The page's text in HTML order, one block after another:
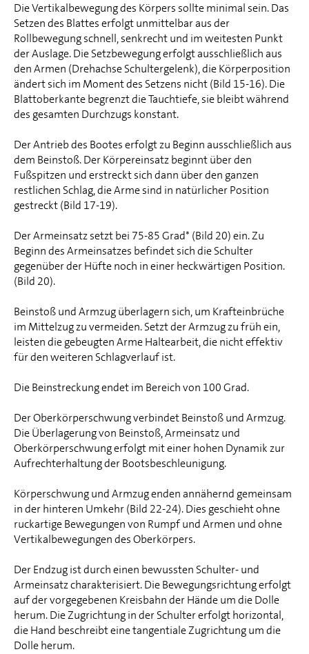
Die Vertikalbewegung des Körpers sollte minimal sein. Das
Setzen des Blattes erfolgt unmittelbar aus der
Rollbewegung schnell, senkrecht und im weitesten Punkt
der Auslage. Die Setzbewegung erfolgt ausschließlich aus
den Armen (Drehachse Schultergelenk), die Körperposition
ändert sich im Moment des Setzens nicht (Bild 15-16). Die
Blattoberkante begrenzt die Tauchtiefe, sie bleibt während
des gesamten Durchzugs konstant.
Der Antrieb des Bootes erfolgt zu Beginn ausschließlich aus
dem Beinstoß. Der Körpereinsatz beginnt über den
Fußspitzen und erstreckt sich dann über den ganzen
restlichen Schlag, die Arme sind in natürlicher Position
gestreckt (Bild 17-19).
Der Armeinsatz setzt bei 75-85 Grad* (Bild 20) ein. Zu
Beginn des Armeinsatzes befindet sich die Schulter
gegenüber der Hüfte noch in einer heckwärtigen Position.
(Bild 20).
Beinstoß und Armzug überlagern sich, um Krafteinbrüche
im Mittelzug zu vermeiden. Setzt der Armzug zu früh ein,
leisten die gebeugten Arme Haltearbeit, die nicht effektiv
für den weiteren Schlagverlauf ist.
Die Beinstreckung endet im Bereich von 100 Grad.
Der Oberkörperschwung verbindet Beinstoß und Armzug.
Die Überlagerung von Beinstoß, Armeinsatz und
Oberkörperschwung erfolgt mit einer hohen Dynamik zur
Aufrechterhaltung der Bootsbeschleunigung.
Körperschwung und Armzug enden annähernd gemeinsam
in der hinteren Umkehr (Bild 22-24). Dies geschieht ohne
ruckartige Bewegungen von Rumpf und Armen und ohne
Vertikalbewegungen des Oberkörpers.
Der Endzug ist durch einen bewussten Schulter- und
Armeinsatz charakterisiert. Die Bewegungsrichtung erfolgt
auf der vorgegebenen Kreisbahn der Hände um die Dolle
herum. Die Zugrichtung in der Schulter erfolgt horizontal,
die Hand beschreibt eine tangentiale Zugrichtung um die
Dolle herum.